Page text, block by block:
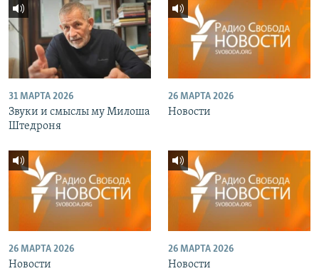
31 МАРТА 2026
Звуки и смыслы му Милоша
Штедроня
26 МАРТА 2026
Новости
26 МАРТА 2026
Новости
26 МАРТА 2026
Новости